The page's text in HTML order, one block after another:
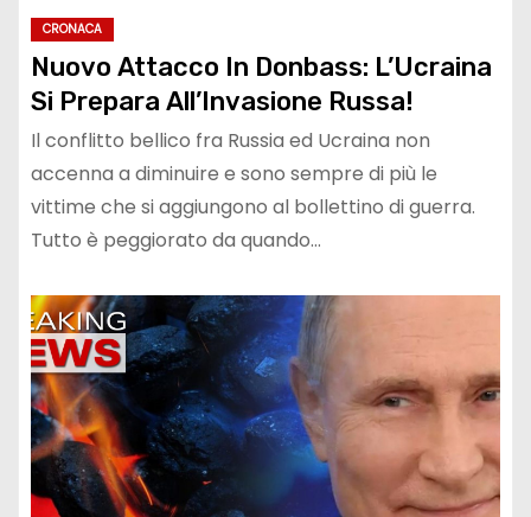
CRONACA
Nuovo Attacco In Donbass: L’Ucraina
Si Prepara All’Invasione Russa!
Il conflitto bellico fra Russia ed Ucraina non
accenna a diminuire e sono sempre di più le
vittime che si aggiungono al bollettino di guerra.
Tutto è peggiorato da quando…